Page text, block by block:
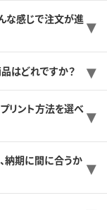
な感じで注文が進
はどれですか？
リント方法を選べ
納期に間に合うか